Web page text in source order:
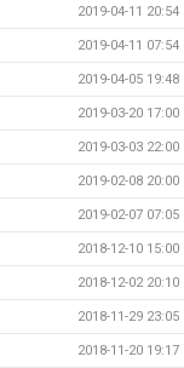
2019-04-11 20:54
2019-04-11 07:54
2019-04-05 19:48
2019-03-20 17:00
2019-03-03 22:00
2019-02-08 20:00
2019-02-07 07:05
2018-12-10 15:00
2018-12-02 20:10
2018-11-29 23:05
2018-11-20 19:17